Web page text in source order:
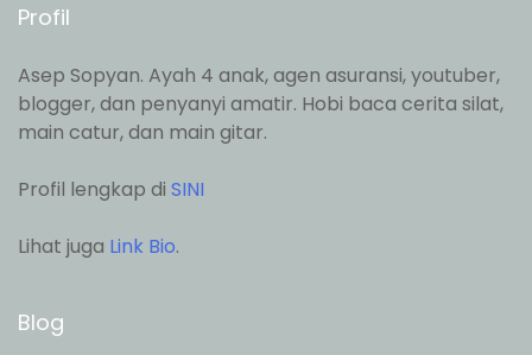
Profil
Asep Sopyan. Ayah 4 anak, agen asuransi, youtuber,
blogger, dan penyanyi amatir. Hobi baca cerita silat,
main catur, dan main gitar.
Profil lengkap di SINI
Lihat juga Link Bio.
Blog